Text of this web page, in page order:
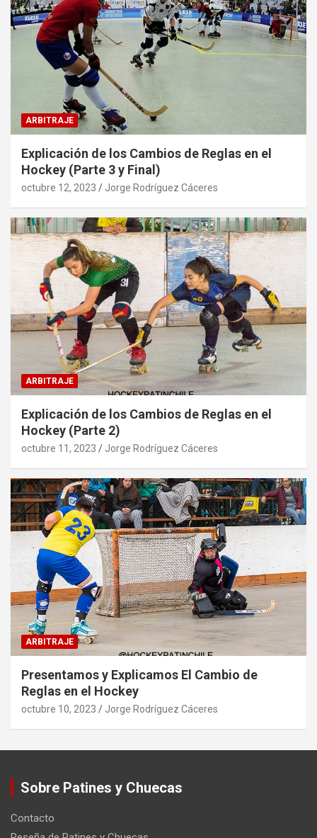
ARBITRAJE
Explicación de los Cambios de Reglas en el
Hockey (Parte 3 y Final)
octubre 12, 2023 Jorge Rodríguez Cáceres
ARBITRAJE
Explicación de los Cambios de Reglas en el
Hockey (Parte 2)
octubre 11, 2023 Jorge Rodríguez Cáceres
ARBITRAJE
Presentamos y Explicamos El Cambio de
Reglas en el Hockey
octubre 10, 2023 Jorge Rodríguez Cáceres
Sobre Patines y Chuecas
Contacto